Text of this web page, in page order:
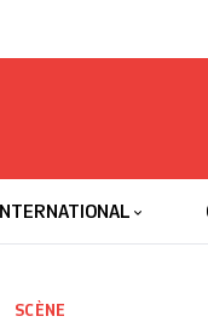
INTERNATIONAL
SCÈNE